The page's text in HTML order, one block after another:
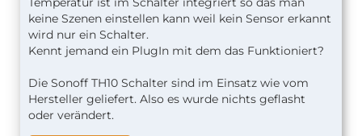
keine Szenen einstellen kann weil kein Sensor erkannt
wird nur ein Schalter.
Kennt jemand ein PlugIn mit dem das Funktioniert?
Die Sonoff TH10 Schalter sind im Einsatz wie vom
Hersteller geliefert. Also es wurde nichts geflasht
oder verändert.